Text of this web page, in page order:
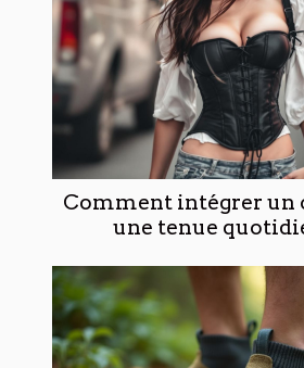
Comment intégrer un
une tenue